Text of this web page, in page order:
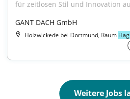
für zeitlosen Stil und Innovation
GANT DACH GmbH
Holzwickede bei Dortmund, Raum
Weitere Jobs